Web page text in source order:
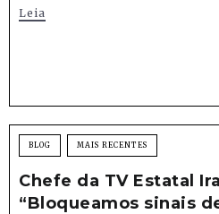
Leia
BLOG MAIS RECENTES
Chefe da TV Estatal
“Bloqueamos sinais